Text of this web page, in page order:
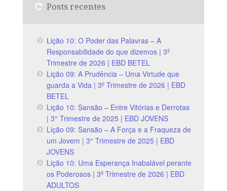
Posts recentes
Lição 10: O Poder das Palavras – A
Responsabilidade do que dizemos | 3º
Trimestre de 2026 | EBD BETEL
Lição 09: A Prudência – Uma Virtude que
guarda a Vida | 3º Trimestre de 2026 | EBD
BETEL
Lição 10: Sansão – Entre Vitórias e Derrotas
| 3° Trimestre de 2025 | EBD JOVENS
Lição 09: Sansão – A Força e a Fraqueza de
um Jovem | 3° Trimestre de 2025 | EBD
JOVENS
Lição 10: Uma Esperança Inabalável perante
os Poderosos | 3º Trimestre de 2026 | EBD
ADULTOS